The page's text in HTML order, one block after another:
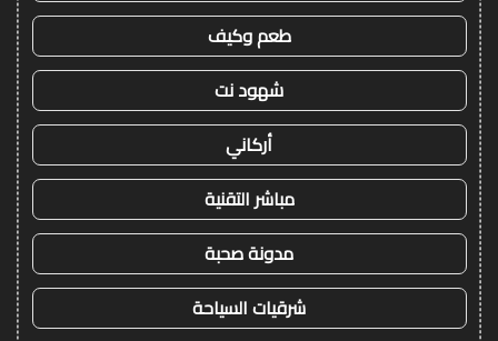
طعم وكيف
شهود نت
أركاني
مباشر التقنية
مدونة صحبة
شرقيات السياحة